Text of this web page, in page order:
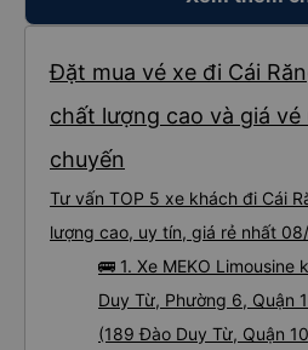
Đặt mua vé xe đi Cái
chất lượng cao và giá
chuyến
Tư vấn TOP 5 xe khách đi Cái
lượng cao, uy tín, giá rẻ nhất
🚌 1. Xe MEKO
Duy Từ, Phường 6, Quận
(189 Đào Duy Từ, Quận